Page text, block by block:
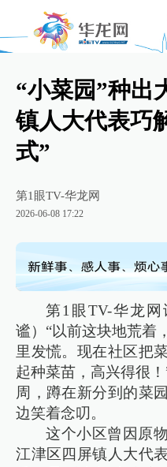
“小菜园”种出
镇人大代表巧
式”
第1眼TV-华龙网
2026-06-08 17:22
第1眼TV-华龙
谧）“以前这块地荒着
里发慌。现在社区把
起种菜苗，高兴得很
周，蹲在新分到的菜
边笑着念叨。
这个小区曾因原
江津区四屏镇人大代